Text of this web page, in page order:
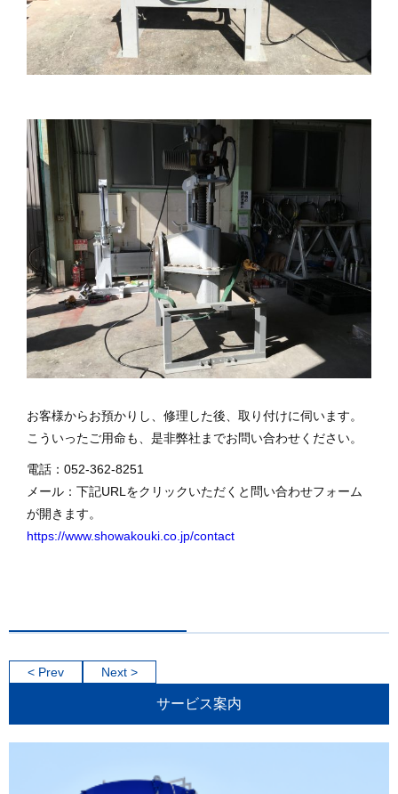
お客様からお預かりし、修理した後、取り付けに伺います。
こういったご用命も、是非弊社までお問い合わせください。
電話：052-362-8251
メール：下記URLをクリックいただくと問い合わせフォーム
が開きます。
https://www.showakouki.co.jp/contact
< Prev Next >
サービス案内